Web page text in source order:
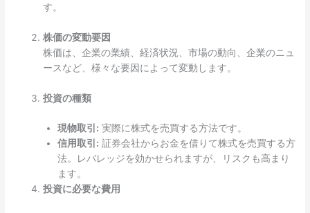
す。
株価の変動要因
株価は、企業の業績、経済状況、市場の動向、企業のニュ
ースなど、様々な要因によって変動します。
投資の種類
現物取引: 実際に株式を売買する方法です。
信用取引: 証券会社からお金を借りて株式を売買する方
法。レバレッジを効かせられますが、リスクも高まり
ます。
投資に必要な費用